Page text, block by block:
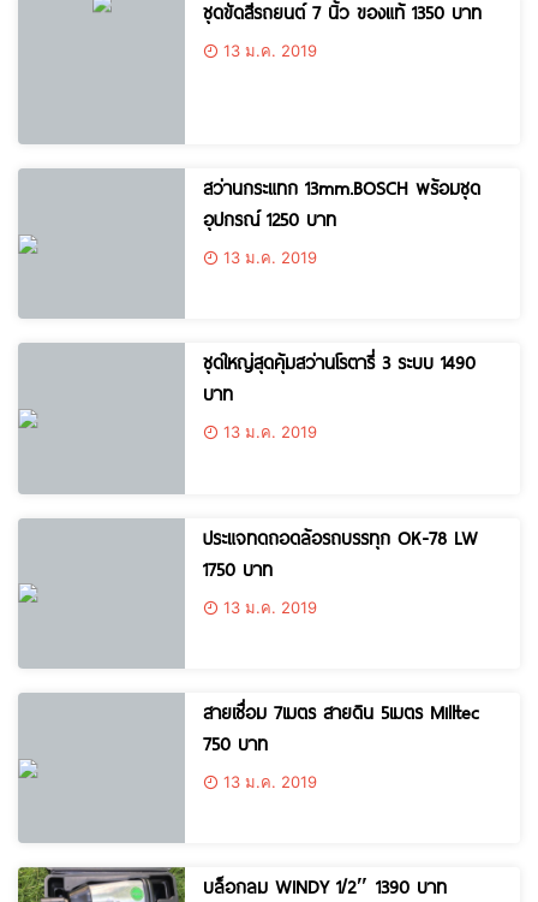
ชุดขัดสีรถยนต์​ 7​ นิ้ว ของแท้ 1350 บาท
13 ม.ค. 2019
สว่านกระแทก 13mm.BOSCH พร้อมชุด
อุปกรณ์ 1250 บาท
13 ม.ค. 2019
ชุดใหญ่สุดคุ้มสว่านโรตารี่ 3 ระบบ 1490
บาท
13 ม.ค. 2019
ประแจทดถอดล้อรถบรรทุก OK-78 LW
1750 บาท
13 ม.ค. 2019
สายเชื่อม 7เมตร สายดิน 5เมตร Milltec
750 บาท
13 ม.ค. 2019
บล็อกลม WINDY 1/2″ 1390 บาท